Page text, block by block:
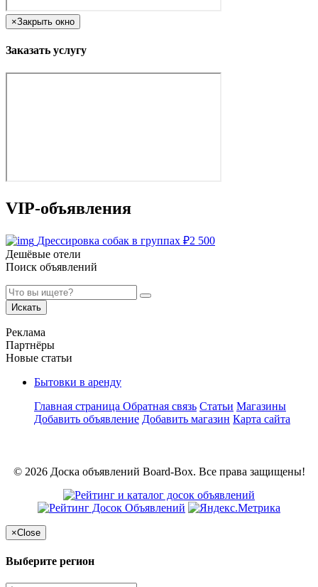
×Закрыть окно
Заказать услугу
VIP-объявления
Дрессировка собак в группах ₽2 500
Дешёвые отели
Поиск объявлений
Искать
Реклама
Партнёры
Новые статьи
Бытовки в аренду
Главная страница Обратная связь Статьи Магазины
Добавить объявление Добавить магазин Карта сайта
© 2026 Доска объявлений Board-Box. Все права защищены!
×Close
Выберите регион